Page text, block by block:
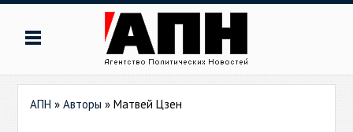
АПН »Авторы »Матвей Цзен